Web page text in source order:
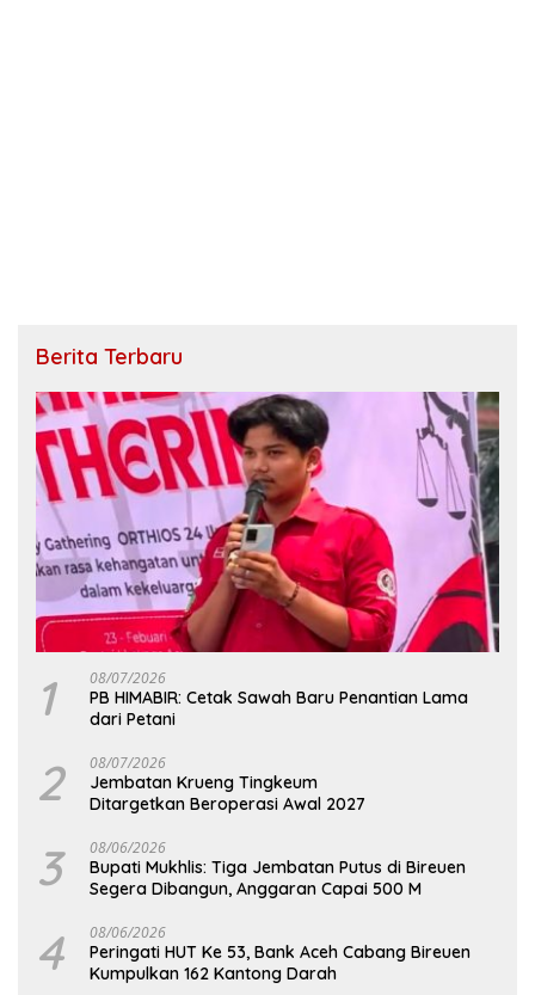
Berita Terbaru
1 08/07/2026
PB HIMABIR: Cetak Sawah Baru Penantian Lama
dari Petani
2 08/07/2026
Jembatan Krueng Tingkeum
Ditargetkan Beroperasi Awal 2027
3 08/06/2026
Bupati Mukhlis: Tiga Jembatan Putus di Bireuen
Segera Dibangun, Anggaran Capai 500 M
4 08/06/2026
Peringati HUT Ke 53, Bank Aceh Cabang Bireuen
Kumpulkan 162 Kantong Darah